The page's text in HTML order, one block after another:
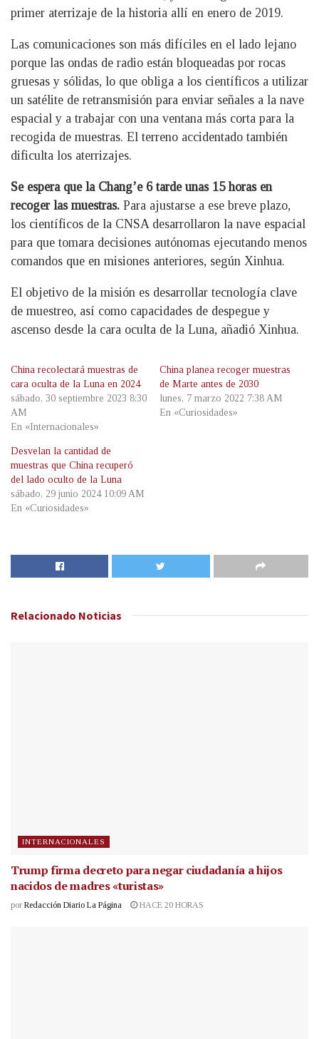
primer aterrizaje de la historia allí en enero de 2019.
Las comunicaciones son más difíciles en el lado lejano
porque las ondas de radio están bloqueadas por rocas
gruesas y sólidas, lo que obliga a los científicos a utilizar
un satélite de retransmisión para enviar señales a la nave
espacial y a trabajar con una ventana más corta para la
recogida de muestras. El terreno accidentado también
dificulta los aterrizajes.
Se espera que la Chang’e 6 tarde unas 15 horas en
recoger las muestras. Para ajustarse a ese breve plazo,
los científicos de la CNSA desarrollaron la nave espacial
para que tomara decisiones autónomas ejecutando menos
comandos que en misiones anteriores, según Xinhua.
El objetivo de la misión es desarrollar tecnología clave
de muestreo, así como capacidades de despegue y
ascenso desde la cara oculta de la Luna, añadió Xinhua.
China recolectará muestras de
cara oculta de la Luna en 2024
sábado, 30 septiembre 2023 8:30
AM
En «Internacionales»
China planea recoger muestras
de Marte antes de 2030
lunes, 7 marzo 2022 7:38 AM
En «Curiosidades»
Desvelan la cantidad de
muestras que China recuperó
del lado oculto de la Luna
sábado, 29 junio 2024 10:09 AM
En «Curiosidades»
Relacionado Noticias
INTERNACIONALES
Trump firma decreto para negar ciudadanía a hijos
nacidos de madres «turistas»
por Redacción Diario La Página HACE 20 HORAS